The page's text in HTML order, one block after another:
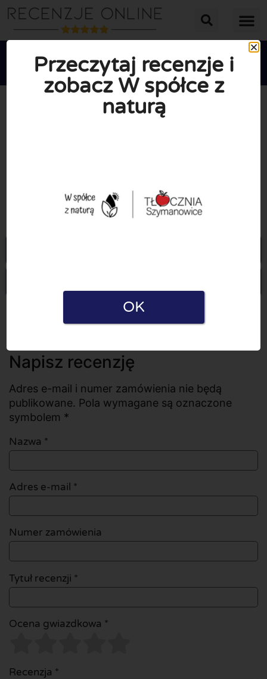
   
ŚREDNIA OCENA: 10/10
(0 Recenzje)
Wszystkie recenzje
Napisz recenzję
Adres e-mail i numer zamówienia nie będą
publikowane. Pola wymagane są oznaczone
symbolem *
Nazwa *
Adres e-mail *
Numer zamówienia
Tytuł recenzji *
Ocena gwiazdkowa *
Recenzja *
Przeczytaj recenzje i
zobacz W spółce z
naturą
OK